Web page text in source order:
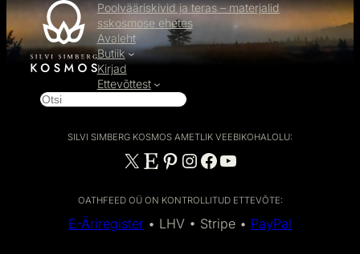
Poolvääriskivid ja teras – materjalid
sskosmose ehetes
Avaleht
Butiik
Kirjad
Ettevõttest
SILVI SIMBERG KOSMOS AMETLIK VEEBIKOHALOLU:
X Etsy Pinterest Instagram Facebook YouTube
OATHFEED OÜ ON KONTROLLITUD ETTEVÕTE:
E-Äriregister • LHV • Stripe • PayPal